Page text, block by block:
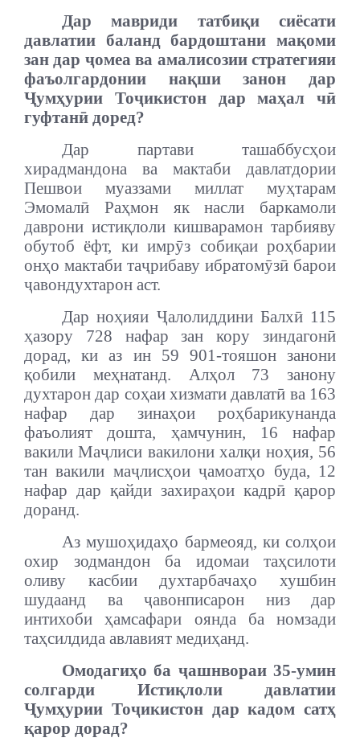
Дар мавриди татбиқи сиёсати
давлатии баланд бардоштани мақоми
зан дар ҷомеа ва амалисозии стратегияи
фаъолгардонии нақши занон дар
Ҷумҳурии Тоҷикистон дар маҳал чӣ
гуфтанӣ доред?
Дар партави ташаббусҳои
хирадмандона ва мактаби давлатдории
Пешвои муаззами миллат муҳтарам
Эмомалӣ Раҳмон як насли баркамоли
даврони истиқлоли кишварамон тарбияву
обутоб ёфт, ки имрӯз собиқаи роҳбарии
онҳо мактаби таҷрибаву ибратомӯзӣ барои
ҷавондухтарон аст.
Дар ноҳияи Ҷалолиддини Балхӣ 115
ҳазору 728 нафар зан кору зиндагонӣ
дорад, ки аз ин 59 901-тояшон занони
қобили меҳнатанд. Алҳол 73 занону
духтарон дар соҳаи хизмати давлатӣ ва 163
нафар дар зинаҳои роҳбарикунанда
фаъолият дошта, ҳамчунин, 16 нафар
вакили Маҷлиси вакилони халқи ноҳия, 56
тан вакили маҷлисҳои ҷамоатҳо буда, 12
нафар дар қайди захираҳои кадрӣ қарор
доранд.
Аз мушоҳидаҳо бармеояд, ки солҳои
охир зодмандон ба идомаи таҳсилоти
оливу касбии духтарбачаҳо хушбин
шудаанд ва ҷавонписарон низ дар
интихоби ҳамсафари оянда ба номзади
таҳсилдида авлавият медиҳанд.
Омодагиҳо ба ҷашнвораи 35-умин
солгарди Истиқлоли давлатии
Ҷумҳурии Тоҷикистон дар кадом сатҳ
қарор дорад?